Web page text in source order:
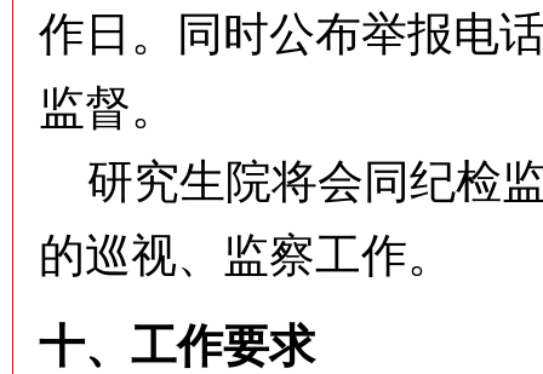
作日。同时公布举报电
监督。
研究生院将会同纪检
的巡视、监察工作。
十、工作要求